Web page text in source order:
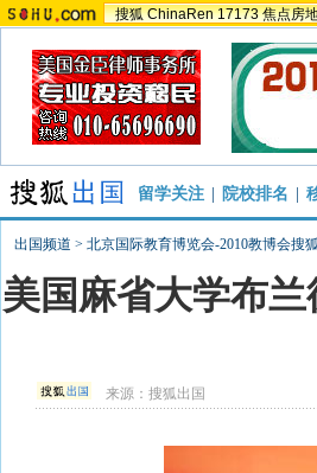
搜狐 ChinaRen 17173 焦点房
留学关注 院校排名
出国频道 > 北京国际教育博览会-2010教博会搜
美国麻省大学布
来源：搜狐出国